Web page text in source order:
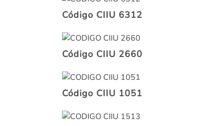
Código CIIU 6312
Código CIIU 2660
Código CIIU 1051